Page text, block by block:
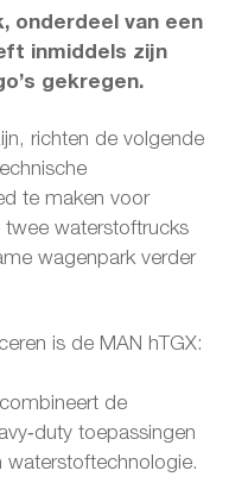
onderdeel van een
inmiddels zijn
gekregen.
richten de volgende
te maken voor
twee waterstoftrucks
wagenpark verder
is de MAN hTGX:
de
toepassingen
waterstoftechnologie.